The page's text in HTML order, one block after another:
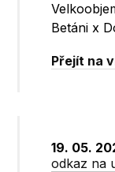
Betáni x
Přejít na
19. 05.
odkaz na